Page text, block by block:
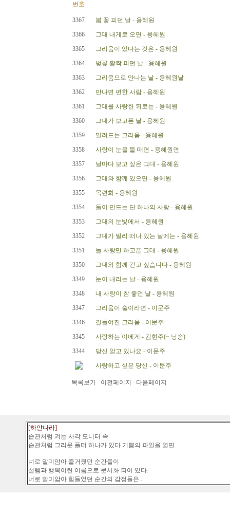
번호
3367
봄 꽃 피던 날 - 용혜원
3366
그대 내게로 오면 - 용혜원
3365
그리움이 있다는 것은 - 용혜원
3364
벚꽃 활짝 피던 날 - 용혜원
3363
그리움으로 만나는 날 - 용혜원날
3362
만나면 편한 사람 - 용혜원
3361
그대를 사랑한 뒤로는 - 용혜원
3360
그대가 보고픈 날 - 용혜원
3359
밀려드는 그리움 - 용혜원
3358
사랑이 눈을 뜰 때면 - 용혜원면
3357
날마다 보고 싶은 그대 - 용혜원
3356
그대와 함께 있으면 - 용헤원
3355
목련화 - 용혜원
3354
둘이 만드는 단 하나의 사랑 - 용혜원
3353
그대의 눈빛에서 - 용혜원
3352
그대가 멀리 떠나 있는 날에는 - 용혜원
3351
늘 사랑만 하고픈 그대 - 용혜원
3350
그대와 함께 걷고 싶습니다 - 용혜원
3349
눈이 내리는 날 - 용혜원
3348
내 사랑이 참 좋던 날 - 용혜원
3347
그리움이 술이라면 - 이문주
3346
길들여진 그리움 - 이문주
3345
사랑하는 이에게 - 김현주(~ 낭송)
3344
당신 알고 있나요 - 이문주
사랑하고 싶은 당신 - 이문주
목록보기 이전페이지 다음페이지
[하얀나라]
습관처럼 켜는 사각 모니터 속
습관처럼 그리운 폴더 하나가 있다 기쁨의 파일을 열면
너로 말미암아 즐거웠던 순간들이
설렘과 행복이란 이름으로 문서화 되어 있다.
너로 말미암아 힘들었던 순간의 감정들은...